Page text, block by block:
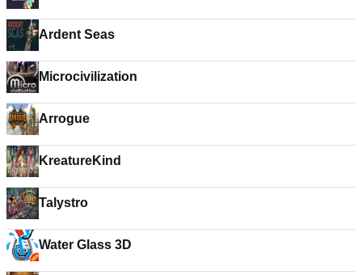
Ardent Seas
Microcivilization
Arrogue
KreatureKind
Talystro
Water Glass 3D